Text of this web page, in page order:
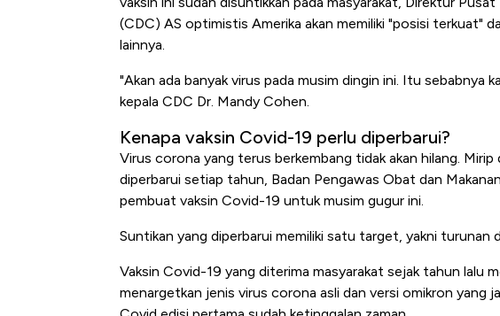
(CDC) AS optimistis Amerika akan memiliki "posisi terkuat"
lainnya.
"Akan ada banyak virus pada musim dingin ini. Itu sebabnya
kepala CDC Dr. Mandy Cohen.
Kenapa vaksin Covid-19 perlu diperbarui?
Virus corona yang terus berkembang tidak akan hilang.
diperbarui setiap tahun, Badan Pengawas Obat dan
pembuat vaksin Covid-19 untuk musim gugur ini.
Suntikan yang diperbarui memiliki satu target, yakni turunan
Vaksin Covid-19 yang diterima masyarakat sejak tahun lalu
menargetkan jenis virus corona asli dan versi omikron yang
Kongo Tutup Keran Ekspor, Harga
Tembaga Terbang ke Zona Berbahaya